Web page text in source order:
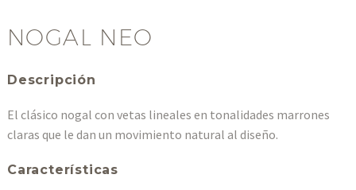
NOGAL NEO
Descripción
El clásico nogal con vetas lineales en tonalidades marrones
claras que le dan un movimiento natural al diseño.
Características